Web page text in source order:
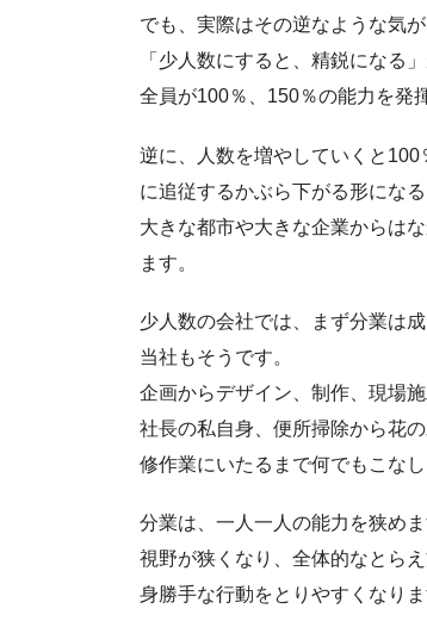
でも、実際はその逆なような気が
「少人数にすると、精鋭になる
全員が100％、150％の能力を発
逆に、人数を増やしていくと
に追従するかぶら下がる形になる
大きな都市や大きな企業からは
ます。
少人数の会社では、まず分業は成
当社もそうです。
企画からデザイン、制作、現場
社長の私自身、便所掃除から花
修作業にいたるまで何でもこなし
分業は、一人一人の能力を狭めま
視野が狭くなり、全体的なとら
身勝手な行動をとりやすくなりま